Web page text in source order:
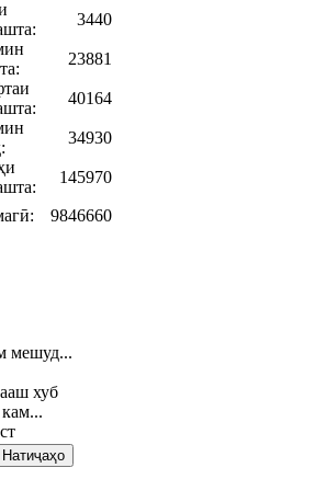
3440
23881
40164
34930
145970
9846660
мешуд...
хуб